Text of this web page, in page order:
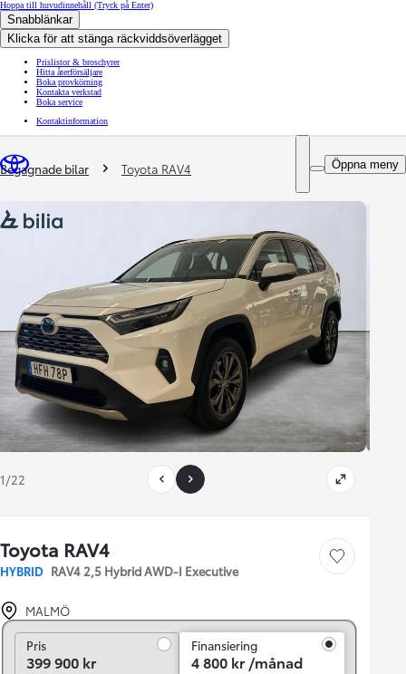
Hoppa till huvudinnehåll (Tryck på Enter)
Snabblänkar
Klicka för att stänga räckviddsöverlägget
Prislistor & broschyrer
Hitta återförsäljare
Boka provkörning
Kontakta verkstad
Boka service
Kontaktinformation
Öppna meny
You are here
Begagnade bilar Toyota RAV4
1/22
Toyota RAV4
HYBRID RAV4 2,5 Hybrid AWD-I Executive
Save car
MALMÖ
PrisPris
399 900 kr
Finansiering
4 800 kr /månad